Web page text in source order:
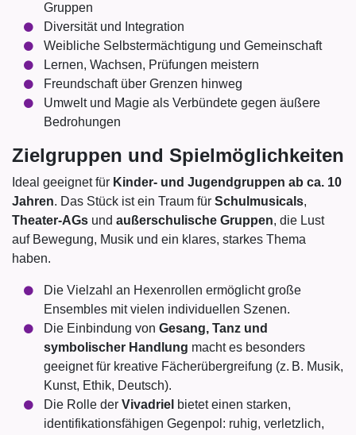
Gruppen
Diversität und Integration
Weibliche Selbstermächtigung und Gemeinschaft
Lernen, Wachsen, Prüfungen meistern
Freundschaft über Grenzen hinweg
Umwelt und Magie als Verbündete gegen äußere
Bedrohungen
Zielgruppen und Spielmöglichkeiten
Ideal geeignet für Kinder- und Jugendgruppen ab ca. 10
Jahren. Das Stück ist ein Traum für Schulmusicals,
Theater-AGs und außerschulische Gruppen, die Lust
auf Bewegung, Musik und ein klares, starkes Thema
haben.
Die Vielzahl an Hexenrollen ermöglicht große
Ensembles mit vielen individuellen Szenen.
Die Einbindung von Gesang, Tanz und
symbolischer Handlung macht es besonders
geeignet für kreative Fächerübergreifung (z. B. Musik,
Kunst, Ethik, Deutsch).
Die Rolle der Vivadriel bietet einen starken,
identifikationsfähigen Gegenpol: ruhig, verletzlich,